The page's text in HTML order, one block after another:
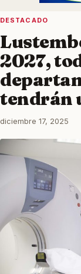
DESTACADO
2027,
tendrán
diciembre 17, 2025